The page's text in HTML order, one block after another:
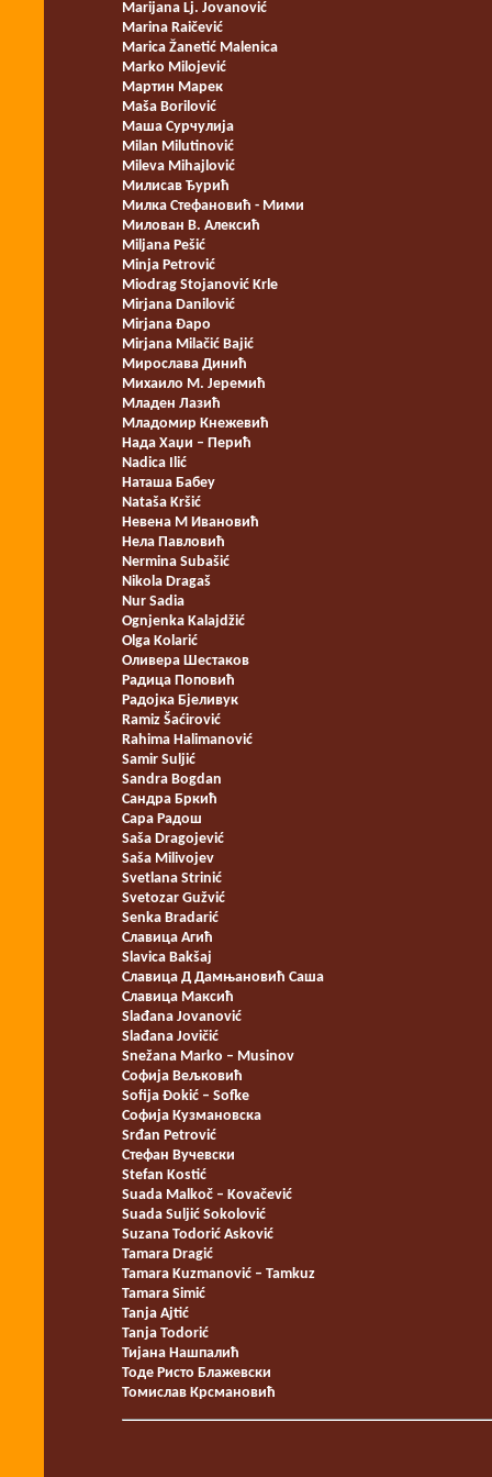
Marijana Lj. Jovanović
Marina Raičević
Marica Žanetić Malenica
Marko Milojević
Мартин Марек
Maša Borilović
Маша Сурчулија
Milan Milutinović
Mileva Mihajlović
Милисав Ђурић
Милка Стефановић - Мими
Милован В. Алексић
Miljana Pešić
Minja Petrović
Miodrag Stojanović Krle
Mirjana Danilović
Mirjana Đapo
Mirjana Milačić Bajić
Мирослава Динић
Михаило М. Јеремић
Младен Лазић
Младомир Кнежевић
Нада Хаџи – Перић
Nadica Ilić
Наташа Бабеу
Nataša Kršić
Невена М Ивановић
Нела Павловић
Nermina Subašić
Nikola Dragaš
Nur Sadia
Ognjenka Kalajdžić
Olga Kolarić
Оливера Шестаков
Радица Поповић
Радојка Бјеливук
Ramiz Šaćirović
Rahima Halimanović
Samir Suljić
Sandra Bogdan
Сандра Бркић
Сара Радош
Saša Dragojević
Saša Milivojev
Svetlana Strinić
Svetozar Gužvić
Senka Bradarić
Славица Агић
Slavica Bakšaj
Славица Д Дамњановић Саша
Славица Максић
Slađana Jovanović
Slađana Jovičić
Snežana Marko – Musinov
Софија Вељковић
Sofija Đokić – Sofke
Софија Кузмановска
Srđan Petrović
Стефан Вучевски
Stefan Kostić
Suada Malkoč – Kovačević
Suada Suljić Sokolović
Suzana Todorić Asković
Tamara Dragić
Tamara Kuzmanović – Tamkuz
Tamara Simić
Tanja Ajtić
Tanja Todorić
Тијана Нашпалић
Тоде Ристо Блажевски
Томислав Крсмановић